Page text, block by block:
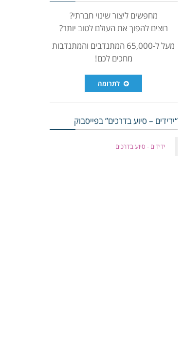
מחפשים ליצור שינוי חברתי?
רוצים להפוך את העולם לטוב יותר?
מעל ל-65,000 המתנדבים והמתנדבות
מחכים לכם!
לתרומה
“ידידים – סיוע בדרכים” בפייסבוק
‏ידידים - סיוע בדרכים